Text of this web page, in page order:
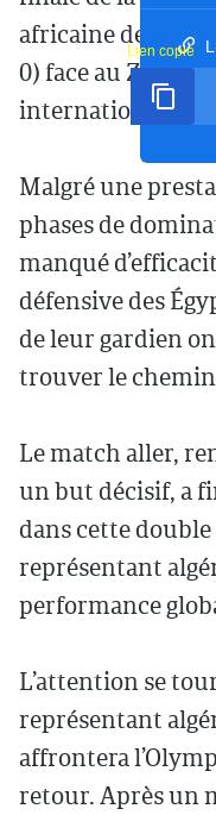
Lien copié
africaine de
0) face au
international du
Malgré une
phases de
manqué
défensive des
de leur gardien
trouver le
Le match aller,
un but décisif, a
dans cette
représentant
performance
L’attention se
représentant
affrontera
retour. Après un